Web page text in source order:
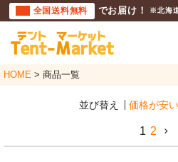
全国送料無料 でお届け！ ※北海
HOME 商品一覧
並び替え 価格が安
1 2